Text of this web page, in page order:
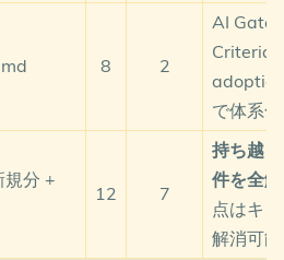
：各フェ
35 Exit Criteria でゲート
ー体を RACI 付きで明示
8 2
AI Gate
Criteria
で体系化
分 +
12 7
持ち越
件を全
点はキ
解消可能